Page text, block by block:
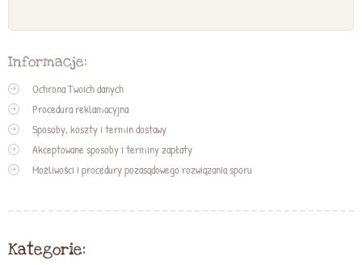
Informacje:
Ochrona Twoich danych
Procedura reklamacyjna
Sposoby, koszty i termin dostawy
Akceptowane sposoby i terminy zapłaty
Możliwości i procedury pozasądowego rozwiązania sporu
Kategorie: